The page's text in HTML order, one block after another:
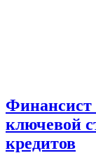
Финансист
ключевой
кредитов